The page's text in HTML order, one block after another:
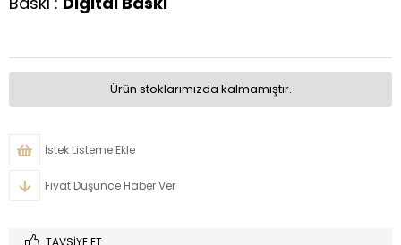
Ürün stoklarımızda kalmamıştır.
İstek Listeme Ekle
Fiyat Düşünce Haber Ver
TAVSIYE ET